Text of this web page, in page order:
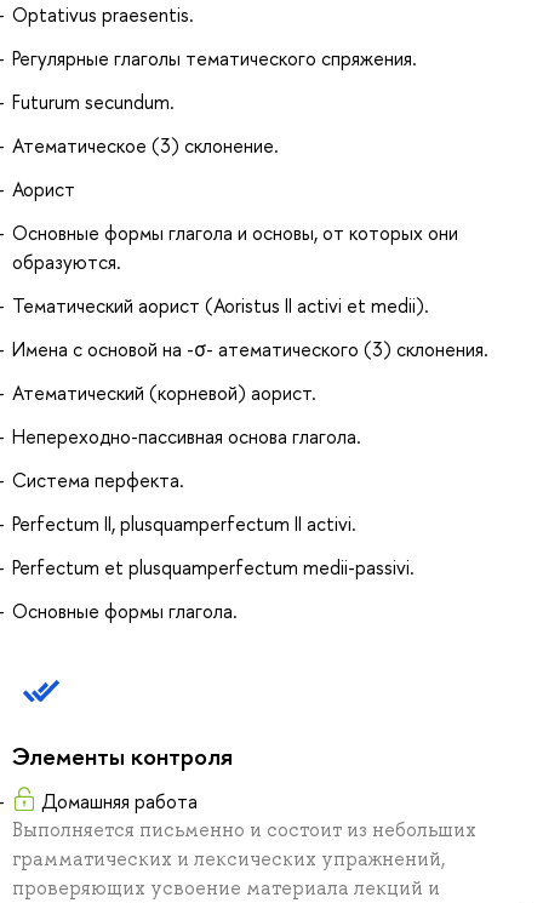
Optativus praesentis.
Регулярные глаголы тематического спряжения.
Futurum secundum.
Атематическое (3) склонение.
Аорист
Основные формы глагола и основы, от которых они
образуются.
Тематический аорист (Aoristus II activi et medii).
Имена с основой на -σ- атематического (3) склонения.
Атематический (корневой) аорист.
Непереходно-пассивная основа глагола.
Система перфекта.
Perfectum II, plusquamperfectum II activi.
Perfectum et plusquamperfectum medii-passivi.
Основные формы глагола.
Элементы контроля
Домашняя работа
Выполняется письменно и состоит из небольших
грамматических и лексических упражнений,
проверяющих усвоение материала лекций и